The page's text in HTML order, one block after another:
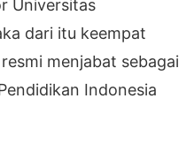
Universitas
dari itu keempat
menjabat sebagai
Indonesia